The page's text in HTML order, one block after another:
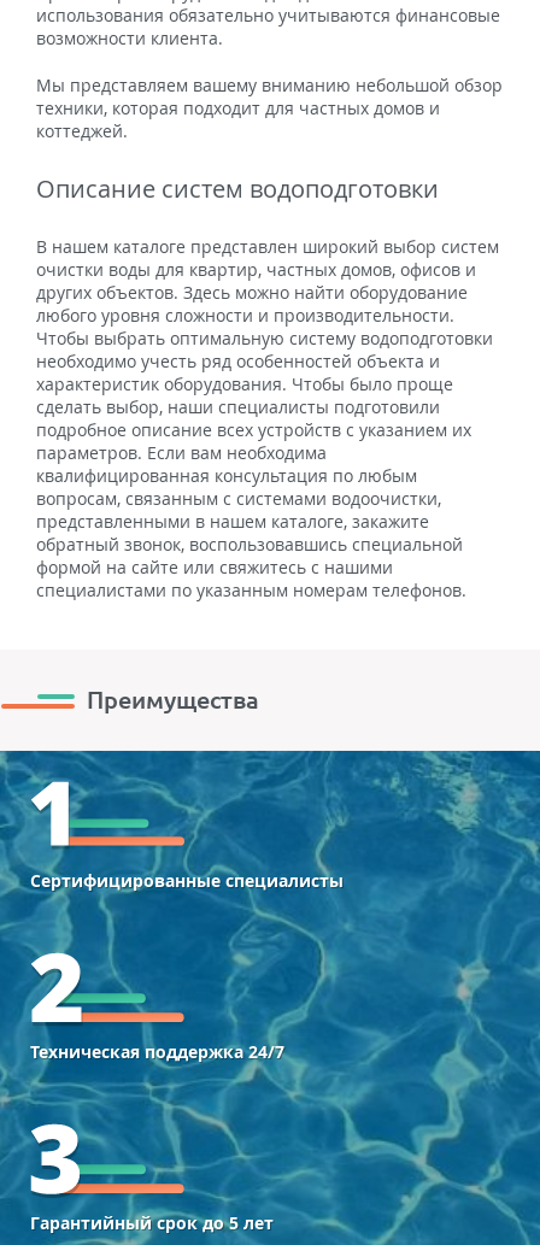
использования обязательно учитываются финансовые
возможности клиента.
Мы представляем вашему вниманию небольшой обзор
техники, которая подходит для частных домов и
коттеджей.
Описание систем водоподготовки
В нашем каталоге представлен широкий выбор систем
очистки воды для квартир, частных домов, офисов и
других объектов. Здесь можно найти оборудование
любого уровня сложности и производительности.
Чтобы выбрать оптимальную систему водоподготовки
необходимо учесть ряд особенностей объекта и
характеристик оборудования. Чтобы было проще
сделать выбор, наши специалисты подготовили
подробное описание всех устройств с указанием их
параметров. Если вам необходима
квалифицированная консультация по любым
вопросам, связанным с системами водоочистки,
представленными в нашем каталоге, закажите
обратный звонок, воспользовавшись специальной
формой на сайте или свяжитесь с нашими
специалистами по указанным номерам телефонов.
Преимущества
Сертифицированные специалисты
Техническая поддержка 24/7
Гарантийный срок до 5 лет